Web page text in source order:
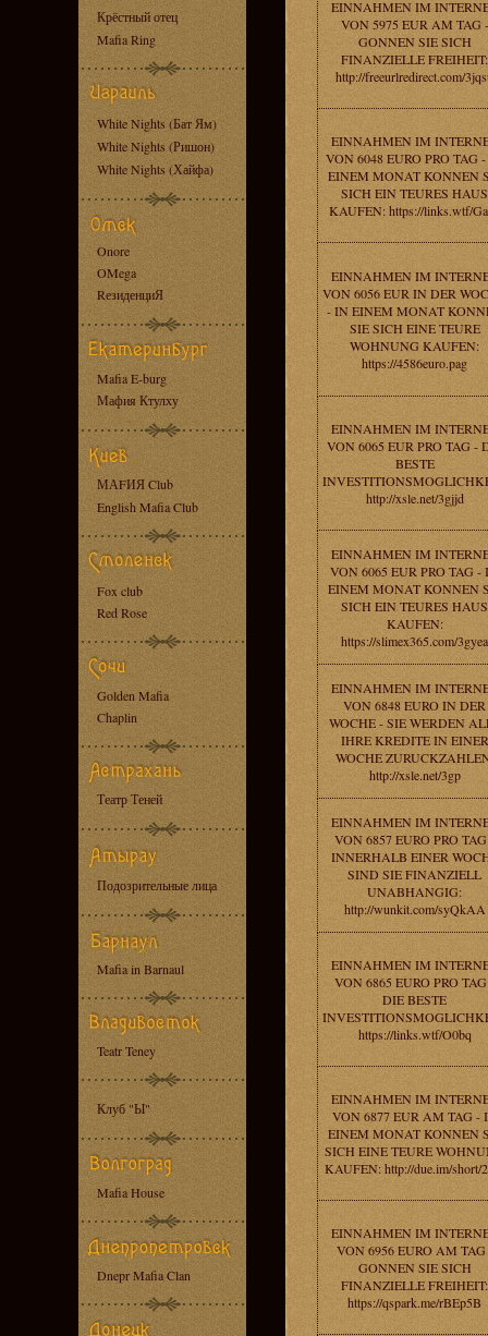
Крёстный отец
Mafia Ring
White Nights (Бат Ям)
White Nights (Ришон)
White Nights (Хайфа)
Onore
OMega
RезиденциЯ
Mafia E-burg
Мафия Ктулху
МАFИЯ Club
English Mafia Club
Fox club
Red Rose
Golden Mafia
Chaplin
Театр Теней
Подозрительные лица
Mafia in Barnaul
Teatr Teney
Клуб "Ы"
Mafia House
Dnepr Mafia Clan
EINNAHMEN IM
VON 5975 EUR AM TAG -
GONNEN SIE SICH
FINANZIELLE FREIHEIT:
http://freeurlredirect.com/
EINNAHMEN IM
VON 6048 EURO PRO TAG
EINEM MONAT KONNEN
SICH EIN TEURES HAUS
KAUFEN: https://links.wtf/
EINNAHMEN IM
VON 6056 EUR IN DER
- IN EINEM MONAT
SIE SICH EINE TEURE
WOHNUNG KAUFEN:
https://4586euro.pag
EINNAHMEN IM
VON 6065 EUR PRO TAG -
BESTE
http://xsle.net/3gjjd
EINNAHMEN IM
VON 6065 EUR PRO TAG -
EINEM MONAT KONNEN
SICH EIN TEURES HAUS
KAUFEN:
https://slimex365.com/3gyea
EINNAHMEN IM
VON 6848 EURO IN DER
WOCHE - SIE WERDEN
IHRE KREDITE IN EINER
WOCHE
http://xsle.net/3gp
EINNAHMEN IM
VON 6857 EURO PRO
INNERHALB EINER
SIND SIE FINANZIELL
UNABHANGIG:
http://wunkit.com/syQkAA
EINNAHMEN IM
VON 6865 EURO PRO
DIE BESTE
https://links.wtf/O0bq
EINNAHMEN IM
VON 6877 EUR AM TAG -
EINEM MONAT KONNEN
SICH EINE TEURE
KAUFEN: http://due.im/short/
EINNAHMEN IM
VON 6956 EURO AM TAG
GONNEN SIE SICH
FINANZIELLE FREIHEIT:
https://qspark.me/rBEp5B